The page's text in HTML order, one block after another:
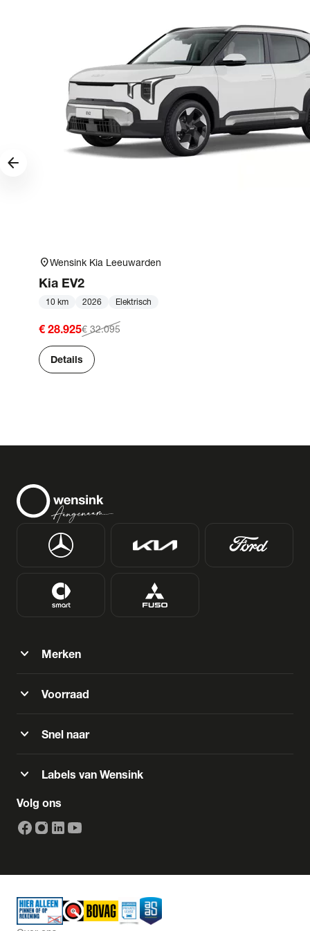
location_onWensink Kia Leeuwarden
Kia EV2
10 km 2026 Elektrisch
€ 28.925€ 32.095
Details
arrow_forward
expand_more Merken
expand_more Voorraad
expand_more Snel naar
expand_more Labels van Wensink
Volg ons